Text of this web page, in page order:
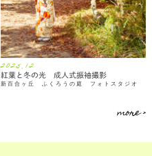
2025.12
紅葉と冬の光 成人式振袖撮影
新百合ヶ丘 ふくろうの庭 フォトスタジオ
more >